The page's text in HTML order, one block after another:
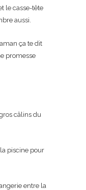
le casse-tête
aussi.
ça te dit
promesse
câlins du
piscine pour
entre la